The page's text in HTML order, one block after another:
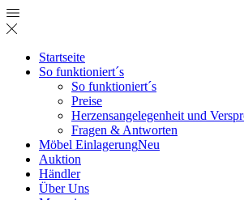
Startseite
So funktioniert´s
So funktioniert´s
Preise
Herzensangelegenheit und
Fragen & Antworten
Möbel EinlagerungNeu
Auktion
Händler
Über Uns